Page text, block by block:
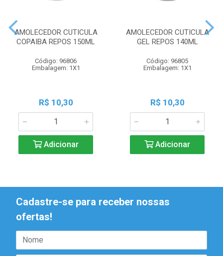
AMOLECEDOR CUTICULA
COPAIBA REPOS 150ML
Código: 96806
Embalagem: 1X1
R$ 10,30
Adicionar
AMOLECEDOR CUTICULA
GEL REPOS 140ML
Código: 96805
Embalagem: 1X1
R$ 10,30
Adicionar
Cadastre-se para receber nossas
ofertas!